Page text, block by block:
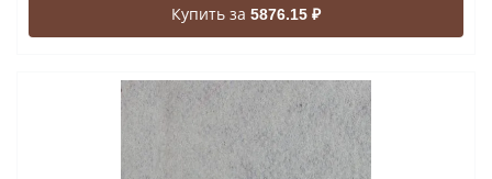
Купить за 5876.15 ₽